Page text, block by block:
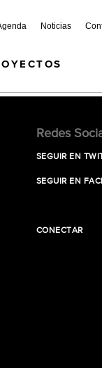
Noticias
Redes
SEGUIR EN
SEGUIR EN
CONECTAR